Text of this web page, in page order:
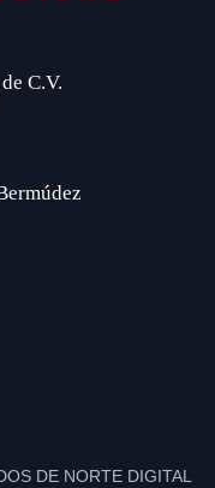
C.V.
DE NORTE DIGITAL